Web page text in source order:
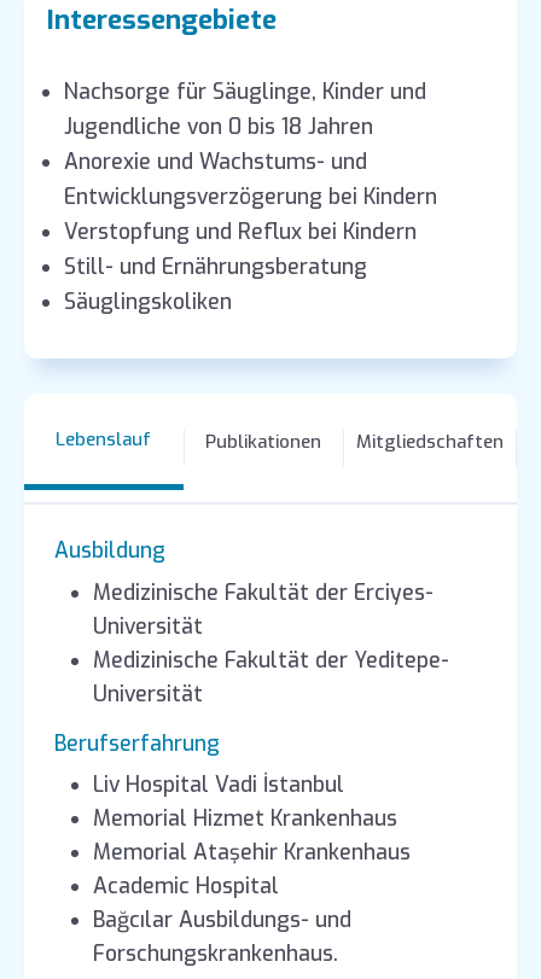
Interessengebiete
Nachsorge für Säuglinge, Kinder und
Jugendliche von 0 bis 18 Jahren
Anorexie und Wachstums- und
Entwicklungsverzögerung bei Kindern
Verstopfung und Reflux bei Kindern
Still- und Ernährungsberatung
Säuglingskoliken
Lebenslauf Publikationen Mitgliedschaften
Ausbildung
Medizinische Fakultät der Erciyes-
Universität
Medizinische Fakultät der Yeditepe-
Universität
Berufserfahrung
Liv Hospital Vadi İstanbul
Memorial Hizmet Krankenhaus
Memorial Ataşehir Krankenhaus
Academic Hospital
Bağcılar Ausbildungs- und
Forschungskrankenhaus.